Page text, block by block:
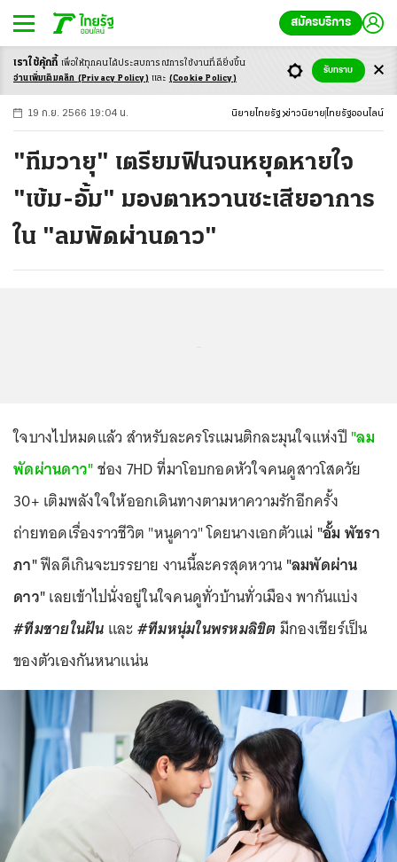
สมัครบริการ
-ก ก ก+
19 ก.ย. 2566 19:04 น. นิยายไทยรัฐ ข่าวนิยาย ไทยรัฐออนไลน์
"ทีมวายุ" เตรียมฟินจนหยุดหายใจ
"เข้ม-อั้ม" มองตาหวานซะเสียอาการ
ใน "ลมพัดผ่านดาว"
ใจบางไปหมดแล้ว สำหรับละครโรแมนติกละมุนใจแห่งปี "ลม
พัดผ่านดาว"ช่อง 7HD ที่มาโอบกอดหัวใจคนดูสาวโสดวัย
30+ เติมพลังใจให้ออกเดินทางตามหาความรักอีกครั้ง
ถ่ายทอดเรื่องราวชีวิต "หนูดาว" โดยนางเอกตัวแม่ "อั้ม พัชรา
ภา"ฟีลดีเกินจะบรรยาย งานนี้ละครสุดหวาน "ลมพัดผ่าน
ดาว"เลยเข้าไปนั่งอยู่ในใจคนดูทั่วบ้านทั่วเมือง พากันแบ่ง
#ทีมชายในฝัน และ#ทีมหนุ่มในพรหมลิขิตมีกองเชียร์เป็น
ของตัวเองกันหนาแน่น
เราใช้คุ้กกี้ เพื่อให้ทุกคนได้ประสบการณ์การใช้งานที่ดียิ่งขึ้น
อ่านเพิ่มเติมคลิก (Privacy Policy) และ (Cookie Policy)
รับทราบ